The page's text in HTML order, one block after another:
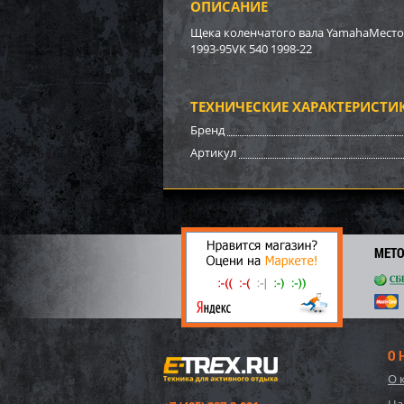
BRP
ОПИСАНИЕ
Щека коленчатого вала
1993-95VK 540 1998-22
ТЕХНИЧЕСКИЕ
Бренд
Артикул
О
О